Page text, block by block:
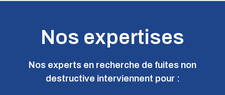
Nos expertises
Nos experts en recherche de fuites non
destructive interviennent pour :